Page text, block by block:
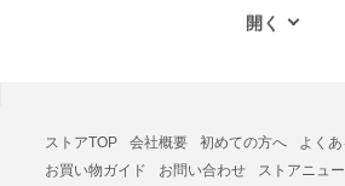
ストアTOP 会社概要 初めての方へ
よく
お買い物ガイド
お問い合わせ
ストアニュ